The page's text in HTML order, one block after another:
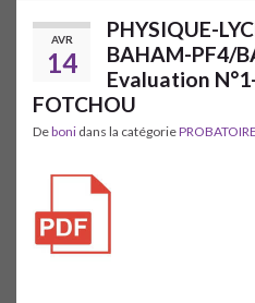
AVR
14
PHYSIQUE-
BAHAM-PF4/
Evaluation
FOTCHOU
Deboni dans la catégorie